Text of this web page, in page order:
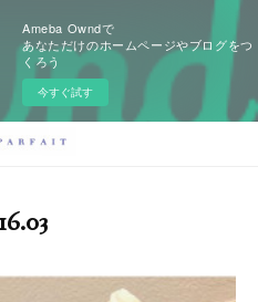
Ameba Owndで
あなただけのホームページやブログをつ
くろう
今すぐ試す
.03